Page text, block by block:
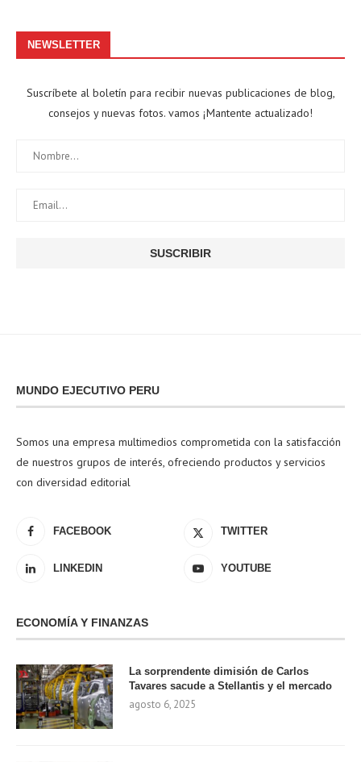
NEWSLETTER
Suscríbete al boletín para recibir nuevas publicaciones de blog,
consejos y nuevas fotos. vamos ¡Mantente actualizado!
MUNDO EJECUTIVO PERU
Somos una empresa multimedios comprometida con la satisfacción
de nuestros grupos de interés, ofreciendo productos y servicios
con diversidad editorial
FACEBOOK TWITTER
LINKEDIN YOUTUBE
ECONOMÍA Y FINANZAS
La sorprendente dimisión de Carlos
Tavares sacude a Stellantis y el mercado
agosto 6, 2025